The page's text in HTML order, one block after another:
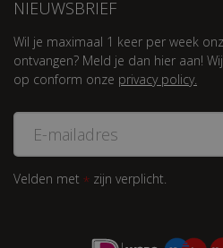
NIEUWSBRIEF
Wil je maximaal 1 keer per week
ontvangen? Meld je dan hier aan!
op conform onze privacy policy.
Velden met * zijn verplicht.